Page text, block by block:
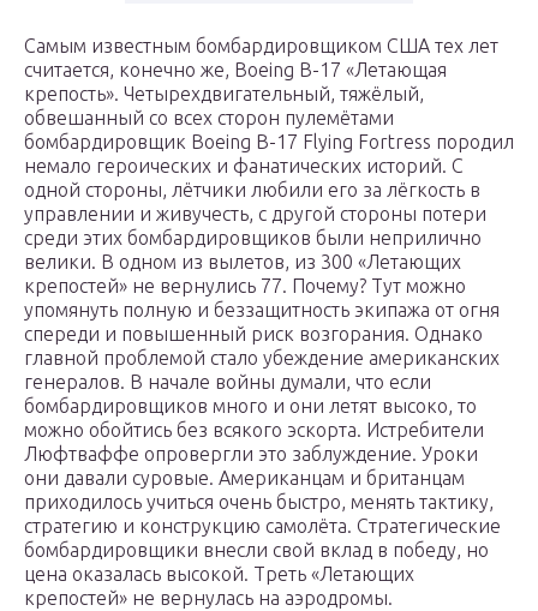
Самым известным бомбардировщиком США тех лет
считается, конечно же, Boeing B-17 «Летающая
крепость». Четырехдвигательный, тяжёлый,
обвешанный со всех сторон пулемётами
бомбардировщик Boeing B-17 Flying Fortress породил
немало героических и фанатических историй. С
одной стороны, лётчики любили его за лёгкость в
управлении и живучесть, с другой стороны потери
среди этих бомбардировщиков были неприлично
велики. В одном из вылетов, из 300 «Летающих
крепостей» не вернулись 77. Почему? Тут можно
упомянуть полную и беззащитность экипажа от огня
спереди и повышенный риск возгорания. Однако
главной проблемой стало убеждение американских
генералов. В начале войны думали, что если
бомбардировщиков много и они летят высоко, то
можно обойтись без всякого эскорта. Истребители
Люфтваффе опровергли это заблуждение. Уроки
они давали суровые. Американцам и британцам
приходилось учиться очень быстро, менять тактику,
стратегию и конструкцию самолёта. Стратегические
бомбардировщики внесли свой вклад в победу, но
цена оказалась высокой. Треть «Летающих
крепостей» не вернулась на аэродромы.